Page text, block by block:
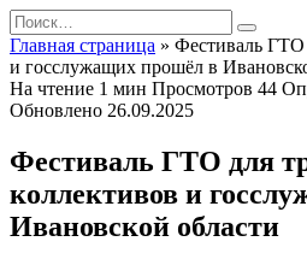
Перейти
к
содержанию
Search
for:
Главная страница » Фестиваль ГТО
и госслужащих прошёл в
На чтение 1 мин Просмотров 44
Обновлено 26.09.2025
Фестиваль ГТО для
коллективов и
Ивановской области